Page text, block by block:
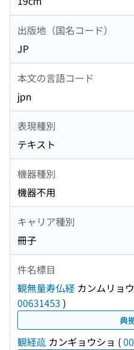
出版地（国名コード）
JP
本文の言語コード
jpn
表現種別
テキスト
機器種別
機器不用
キャリア種別
冊子
件名標目
観無量寿仏経 カンムリョ
00631453 )
典
観経疏 カンギョウショ (